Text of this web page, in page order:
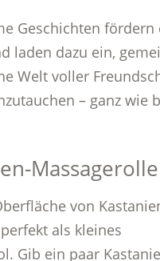
Geschichten fördern
laden dazu ein,
Welt voller
– ganz wie
Massagerolle
von
als kleines
Gib ein paar